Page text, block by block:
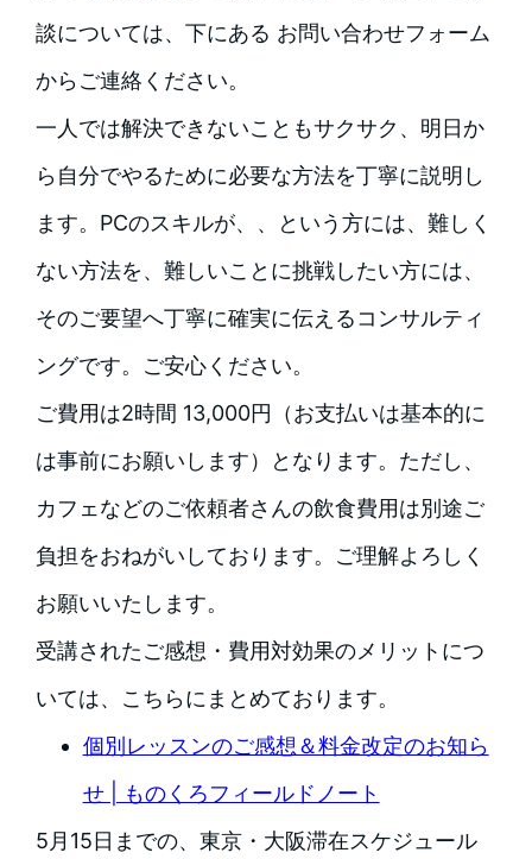
談については、下にある お問い合わせフォーム
からご連絡ください。
一人では解決できないこともサクサク、明日か
ら自分でやるために必要な方法を丁寧に説明し
ます。PCのスキルが、、という方には、難しく
ない方法を、難しいことに挑戦したい方には、
そのご要望へ丁寧に確実に伝えるコンサルティ
ングです。ご安心ください。
ご費用は2時間 13,000円（お支払いは基本的に
は事前にお願いします）となります。ただし、
カフェなどのご依頼者さんの飲食費用は別途ご
負担をおねがいしております。ご理解よろしく
お願いいたします。
受講されたご感想・費用対効果のメリットにつ
いては、こちらにまとめております。
個別レッスンのご感想＆料金改定のお知ら
せ | ものくろフィールドノート
5月15日までの、東京・大阪滞在スケジュール